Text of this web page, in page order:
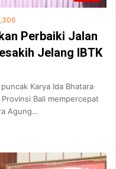
Perbaiki Jalan
Jelang IBTK
Karya Ida Bhatara
Bali mempercepat
Agung…